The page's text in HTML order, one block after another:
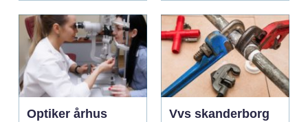
Optiker århus
Vvs skanderborg